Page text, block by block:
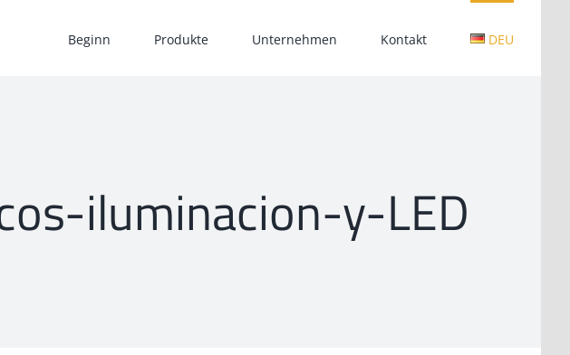
Beginn Produkte Unternehmen Kontakt DEU
iluminacion-y-LED